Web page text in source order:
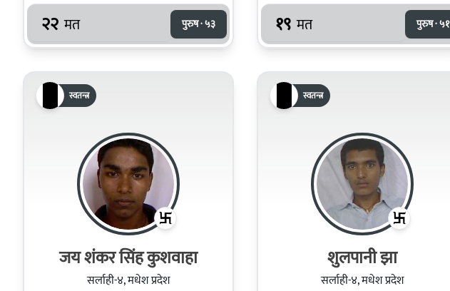
२२ मत पुरुष · ५३ १९ मत पुरुष · ५१
स्वतन्त्र
जय शंकर सिंह कुशवाहा
सर्लाही-४, मधेश प्रदेश
स्वतन्त्र
शुलपानी झा
सर्लाही-४, मधेश प्रदेश